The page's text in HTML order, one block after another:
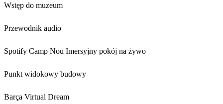
Wstęp do muzeum
Przewodnik audio
Spotify Camp Nou Imersyjny pokój na żywo
Punkt widokowy budowy
Barça Virtual Dream